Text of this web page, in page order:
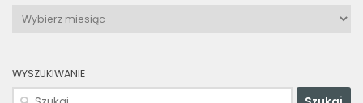
Archiwa
WYSZUKIWANIE
Szukaj: